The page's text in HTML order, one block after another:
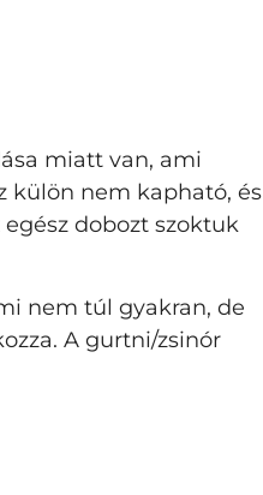
miatt van, ami
külön nem kapható, és
dobozt szoktuk
nem túl gyakran, de
A gurtni/zsinór